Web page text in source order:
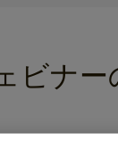
ビナー